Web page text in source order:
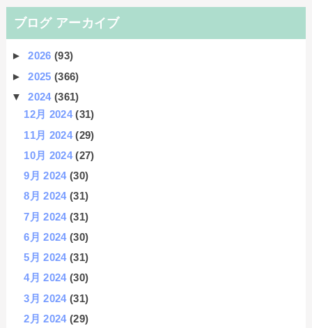
ブログ アーカイブ
►2026(93)
►2025(366)
▼2024(361)
12月 2024(31)
11月 2024(29)
10月 2024(27)
9月 2024(30)
8月 2024(31)
7月 2024(31)
6月 2024(30)
5月 2024(31)
4月 2024(30)
3月 2024(31)
2月 2024(29)